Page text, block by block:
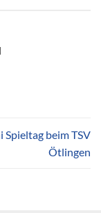
Spieltag beim TSV
Ötlingen